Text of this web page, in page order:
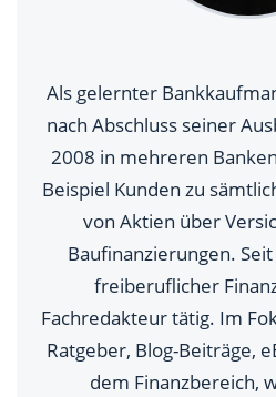
Als gelernter
nach Abschluss seiner
2008 in mehreren
Beispiel Kunden zu
von Aktien über
Baufinanzierungen.
freiberuflicher
Fachredakteur tätig. Im
Ratgeber, Blog-Beiträge,
dem Finanzbereich,